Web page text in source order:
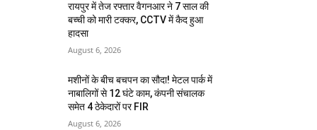
रायपुर में तेज रफ्तार वैगनआर ने 7 साल की
बच्ची को मारी टक्कर, CCTV में कैद हुआ
हादसा
August 6, 2026
मशीनों के बीच बचपन का सौदा! मेटल पार्क में
नाबालिगों से 12 घंटे काम, कंपनी संचालक
समेत 4 ठेकेदारों पर FIR
August 6, 2026